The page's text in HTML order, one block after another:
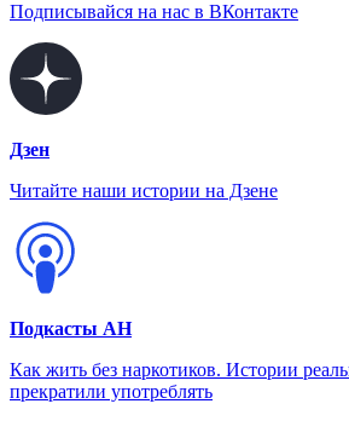
Подписывайся на нас в ВКонтакте
Дзен
Читайте наши истории на Дзене
Подкасты АН
Как жить без наркотиков. Истории
прекратили употреблять